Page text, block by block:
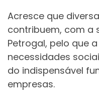
Acresce que
contribuem, com a
Petrogal, pelo que
necessidades
do indispensável
empresas.